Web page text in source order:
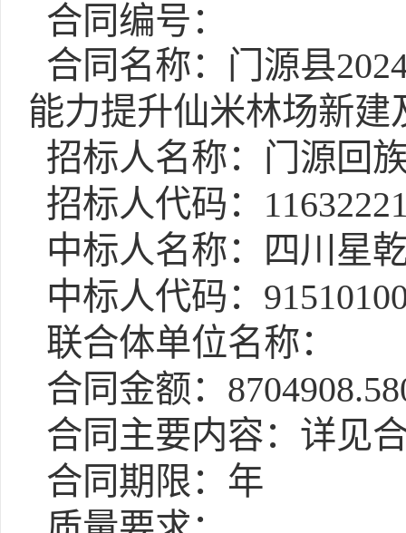
合同编号：
合同名称：门源县
能力提升仙米林场新建
招标人名称：门源回
招标人代码：
中标人名称：四川星
中标人代码：
联合体单位名称：
合同金额：
合同主要内容：详见
合同期限：年